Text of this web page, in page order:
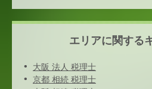
エリアに関する
大阪 法人 税理士
京都 相続 税理士